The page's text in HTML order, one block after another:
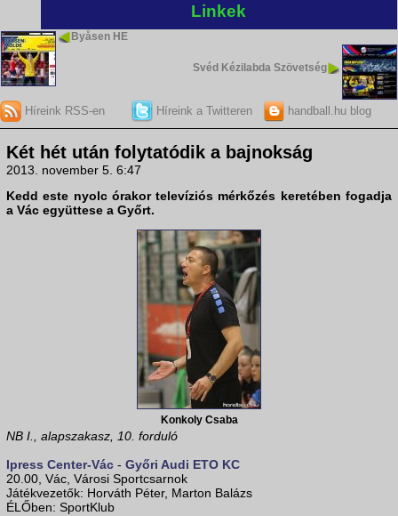
Linkek
Byåsen HE
Svéd Kézilabda Szövetség
Híreink RSS-en Híreink a Twitteren handball.hu blog
Két hét után folytatódik a bajnokság
2013. november 5. 6:47
Kedd este nyolc órakor televíziós mérkőzés keretében fogadja
a Vác együttese a Győrt.
Konkoly Csaba
NB I., alapszakasz, 10. forduló
Ipress Center-Vác - Győri Audi ETO KC
20.00, Vác, Városi Sportcsarnok
Játékvezetők: Horváth Péter, Marton Balázs
ÉLŐben: SportKlub